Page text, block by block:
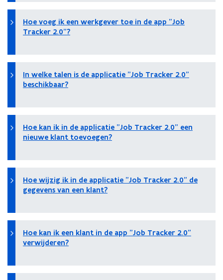
Hoe voeg ik een werkgever toe in de app "Job
Tracker 2.0"?
In welke talen is de applicatie "Job Tracker 2.0"
beschikbaar?
Hoe kan ik in de applicatie "Job Tracker 2.0" een
nieuwe klant toevoegen?
Hoe wijzig ik in de applicatie "Job Tracker 2.0" de
gegevens van een klant?
Hoe kan ik een klant in de app "Job Tracker 2.0"
verwijderen?